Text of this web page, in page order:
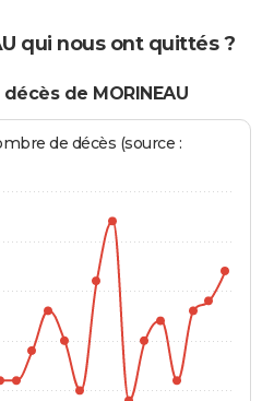
qui nous ont quittés ?
de MORINEAU
de décès (source :